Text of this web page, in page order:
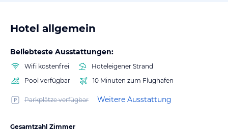
Hotel allgemein
Beliebteste Ausstattungen:
Wifi kostenfrei
Hoteleigener Strand
Pool verfügbar
10 Minuten zum Flughafen
Parkplätze verfügbar Weitere Ausstattung
Gesamtzahl Zimmer